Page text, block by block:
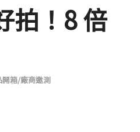
拍！8 倍
開箱/廠商邀測